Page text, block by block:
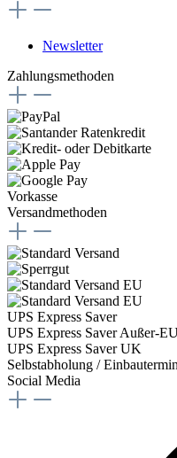
Newsletter
Zahlungsmethoden
Vorkasse
Versandmethoden
UPS Express Saver
UPS Express Saver Außer-
UPS Express Saver UK
Selbstabholung /
Social Media